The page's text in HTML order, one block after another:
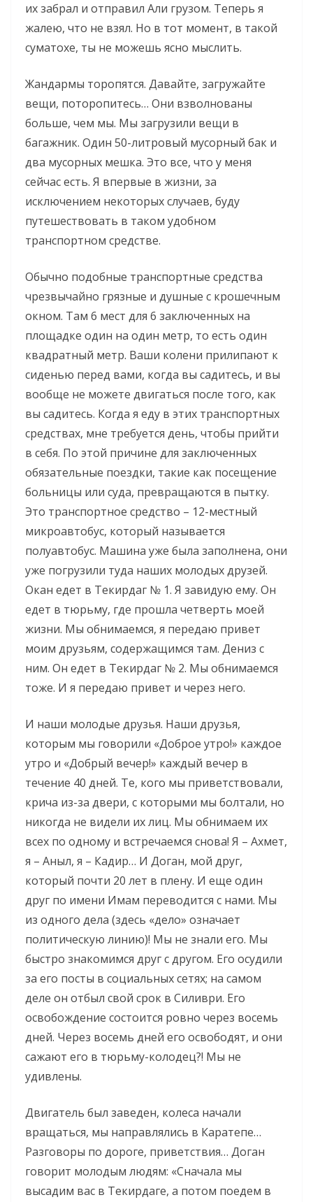
их забрал и отправил Али грузом. Теперь я
жалею, что не взял. Но в тот момент, в такой
суматохе, ты не можешь ясно мыслить.
Жандармы торопятся. Давайте, загружайте
вещи, поторопитесь… Они взволнованы
больше, чем мы. Мы загрузили вещи в
багажник. Один 50-литровый мусорный бак и
два мусорных мешка. Это все, что у меня
сейчас есть. Я впервые в жизни, за
исключением некоторых случаев, буду
путешествовать в таком удобном
транспортном средстве.
Обычно подобные транспортные средства
чрезвычайно грязные и душные с крошечным
окном. Там 6 мест для 6 заключенных на
площадке один на один метр, то есть один
квадратный метр. Ваши колени прилипают к
сиденью перед вами, когда вы садитесь, и вы
вообще не можете двигаться после того, как
вы садитесь. Когда я еду в этих транспортных
средствах, мне требуется день, чтобы прийти
в себя. По этой причине для заключенных
обязательные поездки, такие как посещение
больницы или суда, превращаются в пытку.
Это транспортное средство – 12-местный
микроавтобус, который называется
полуавтобус. Машина уже была заполнена, они
уже погрузили туда наших молодых друзей.
Окан едет в Текирдаг № 1. Я завидую ему. Он
едет в тюрьму, где прошла четверть моей
жизни. Мы обнимаемся, я передаю привет
моим друзьям, содержащимся там. Дениз с
ним. Он едет в Текирдаг № 2. Мы обнимаемся
тоже. И я передаю привет и через него.
И наши молодые друзья. Наши друзья,
которым мы говорили «Доброе утро!» каждое
утро и «Добрый вечер!» каждый вечер в
течение 40 дней. Те, кого мы приветствовали,
крича из-за двери, с которыми мы болтали, но
никогда не видели их лиц. Мы обнимаем их
всех по одному и встречаемся снова! Я – Ахмет,
я – Аныл, я – Кадир… И Доган, мой друг,
который почти 20 лет в плену. И еще один
друг по имени Имам переводится с нами. Мы
из одного дела (здесь «дело» означает
политическую линию)! Мы не знали его. Мы
быстро знакомимся друг с другом. Его осудили
за его посты в социальных сетях; на самом
деле он отбыл свой срок в Силиври. Его
освобождение состоится ровно через восемь
дней. Через восемь дней его освободят, и они
сажают его в тюрьму-колодец?! Мы не
удивлены.
Двигатель был заведен, колеса начали
вращаться, мы направлялись в Каратепе…
Разговоры по дороге, приветствия… Доган
говорит молодым людям: «Сначала мы
высадим вас в Текирдаге, а потом поедем в